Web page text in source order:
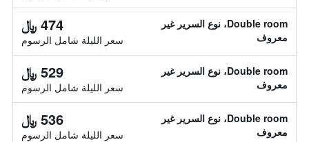
Double room، نوع السرير غير
معروف
474 ﷼
سعر الليلة شامل الرسوم
Double room، نوع السرير غير
معروف
529 ﷼
سعر الليلة شامل الرسوم
Double room، نوع السرير غير
معروف
536 ﷼
سعر الليلة شامل الرسوم